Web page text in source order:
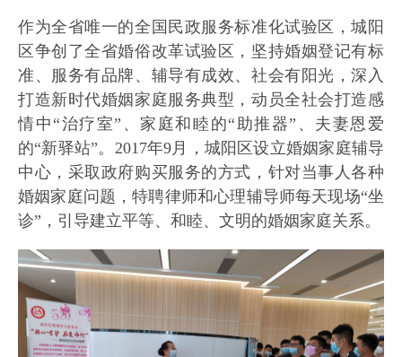
作为全省唯一的全国民政服务标准化试验区，城阳
区争创了全省婚俗改革试验区，坚持婚姻登记有标
准、服务有品牌、辅导有成效、社会有阳光，深入
打造新时代婚姻家庭服务典型，动员全社会打造感
情中“治疗室”、家庭和睦的“助推器”、夫妻恩爱
的“新驿站”。2017年9月，城阳区设立婚姻家庭辅导
中心，采取政府购买服务的方式，针对当事人各种
婚姻家庭问题，特聘律师和心理辅导师每天现场“坐
诊”，引导建立平等、和睦、文明的婚姻家庭关系。